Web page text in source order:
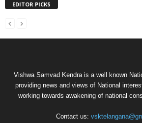
EDITOR PICKS
Vishwa Samvad Kendra is a well known
providing news and views of National
working towards awakening of national
Contact us: